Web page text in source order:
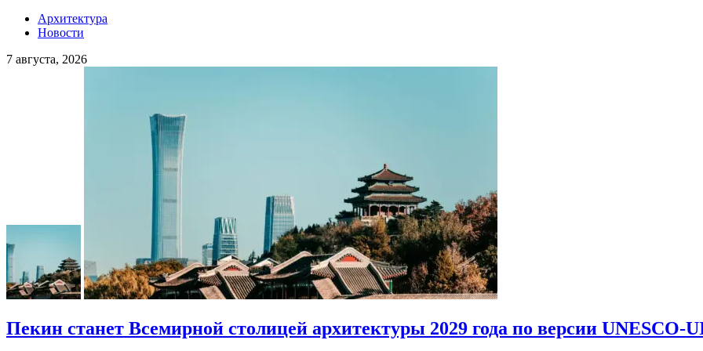
Архитектура
Новости
7 августа, 2026
Пекин станет Всемирной столицей архитектуры 2029 года по версии UNESCO-